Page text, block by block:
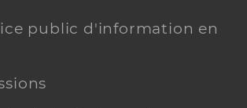
public d'information en